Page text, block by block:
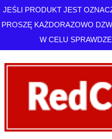
JEŚLI PRODUKT JEST
PROSZĘ KAŻDORAZOWO
W CELU